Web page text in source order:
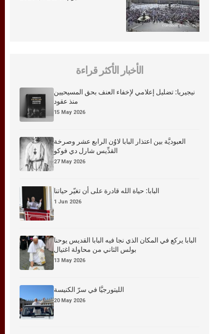
الأخبار الأكثر قراءة
نيجيريا: تضليل إعلامي لإخفاء العنف بحق المسيحيين
منذ عقود
15 May 2026
العبوديَّة بين اعتذار البابا لاوُن الرابع عشر وصرخة
القدِّيس شارل دي فوكو
27 May 2026
البابا: حياة الله قادرة على أن تغيّر حياتنا
1 Jun 2026
البابا يركع في المكان الذي نجا فيه البابا القديس يوحنا
بولس الثاني من محاولة اغتيال
13 May 2026
الليتورجيَّا في سرّ الكنيسة
20 May 2026